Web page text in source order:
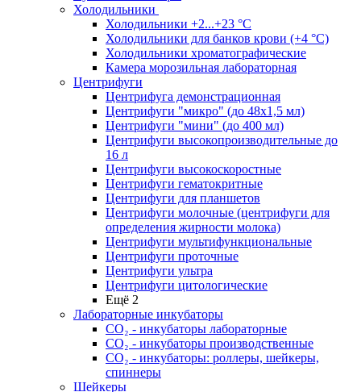
Холодильники
Холодильники +2...+23 °С
Холодильники для банков крови (+4 °С)
Холодильники хроматографические
Камера морозильная лабораторная
Центрифуги
Центрифуга демонстрационная
Центрифуги "микро" (до 48x1,5 мл)
Центрифуги "мини" (до 400 мл)
Центрифуги высокопроизводительные до
16 л
Центрифуги высокоскоростные
Центрифуги гематокритные
Центрифуги для планшетов
Центрифуги молочные (центрифуги для
определения жирности молока)
Центрифуги мультифункциональные
Центрифуги проточные
Центрифуги ультра
Центрифуги цитологические
Ещё 2
Лабораторные инкубаторы
СО₂ - инкубаторы лабораторные
СО₂ - инкубаторы производственные
СО₂ - инкубаторы: роллеры, шейкеры,
спиннеры
Шейкеры